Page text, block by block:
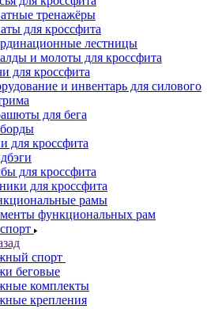
тренажёры
для кроссфита
лестницы
и молоты для кроссфита
для кроссфита
и инвентарь для силового
для бега
для кроссфита
для кроссфита
для кроссфита
рамы
функциональных рам
спорт
беговые
комплекты
крепления